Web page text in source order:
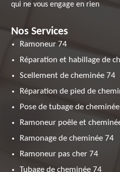
qui ne vous engage en rien
Nos Services
Ramoneur 74
Réparation et habillage de
Scellement de cheminée 74
Réparation de pied de
Pose de tubage de
Ramoneur poêle et
Ramonage de cheminée 74
Ramoneur pas cher 74
Tubage de cheminée 74